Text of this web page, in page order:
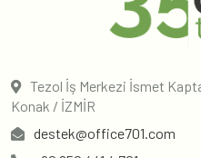
Tezol İş Merkezi İsmet
Konak / İZMİR
destek@office701.com